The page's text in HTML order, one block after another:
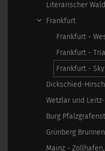
Literarischer
Frankfurt
Frankfurt -
Frankfurt -
Frankfurt -
Dickschied-
Wetzlar und
Burg
Grünberg
Mainz -